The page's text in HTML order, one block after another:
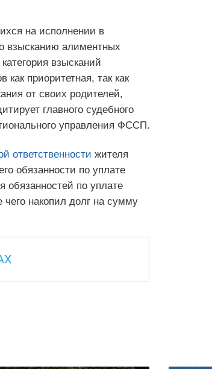
на исполнении в
взысканию алиментных
взысканий
приоритетная, так как
от своих родителей,
главного судебного
управления ФССП.
ответственности жителя
обязанности по уплате
по уплате
чего накопил долг на сумму